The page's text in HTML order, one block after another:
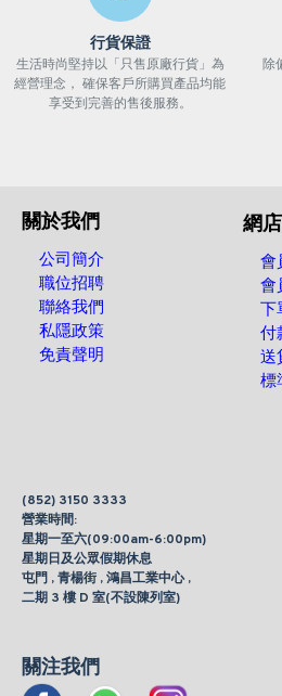
行貨保證
生活時尚堅持以「只售原廠行貨」為
經營理念， 確保客戶所購買產品均能
享受到完善的售後服務。
除
關於我們
公司簡介
職位招聘
聯絡我們
私隱政策
免責聲明
網
會
會
下
付
送
標
(852) 3150 3333
營業時間:
星期一至六(09:00am-6:00pm)
星期日及公眾假期休息
屯門 , 青楊街 , 鴻昌工業中心 ,
二期 3 樓 D 室(不設陳列室)
關注我們